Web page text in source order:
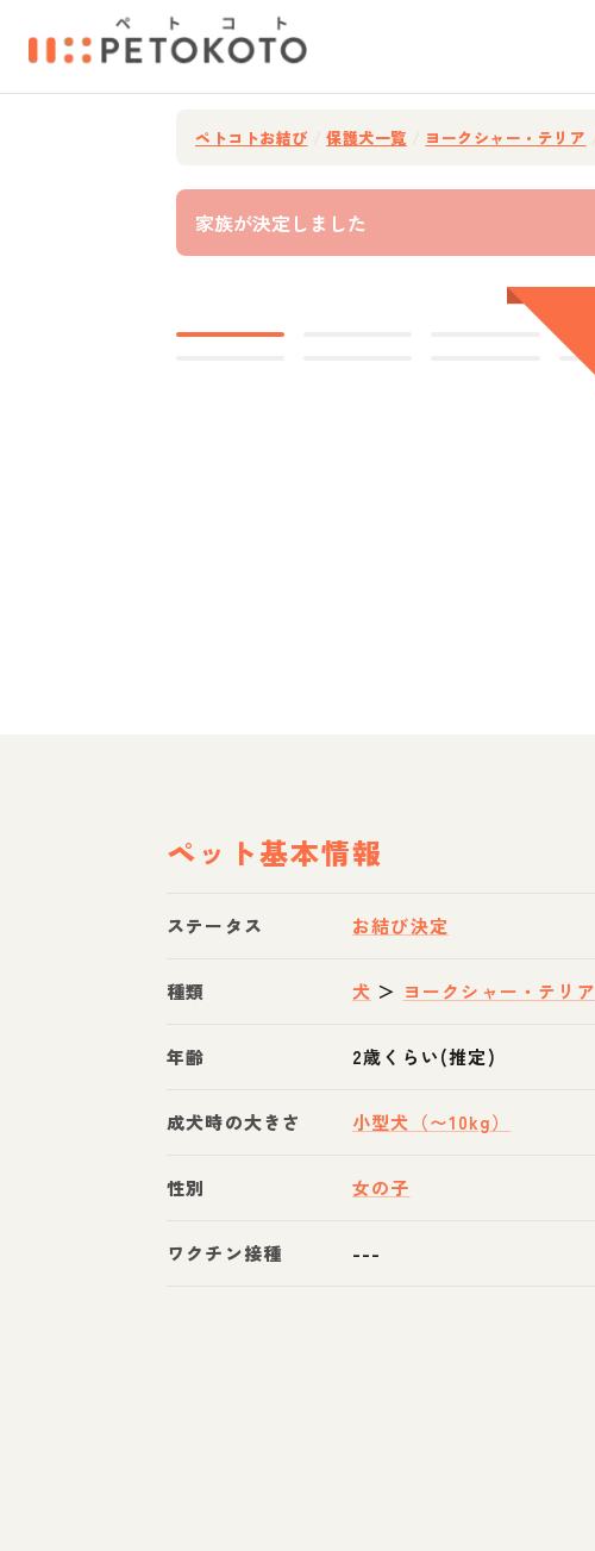
ペトコトお結び 保護犬一覧 ヨークシャー・テリア
家族が決定しました
ペット基本情報
ステータス お結び決定
種類 犬 ＞ ヨークシャー・テリア
年齢 2歳くらい(推定)
成犬時の大きさ 小型犬（〜10kg）
性別 女の子
ワクチン接種 ---